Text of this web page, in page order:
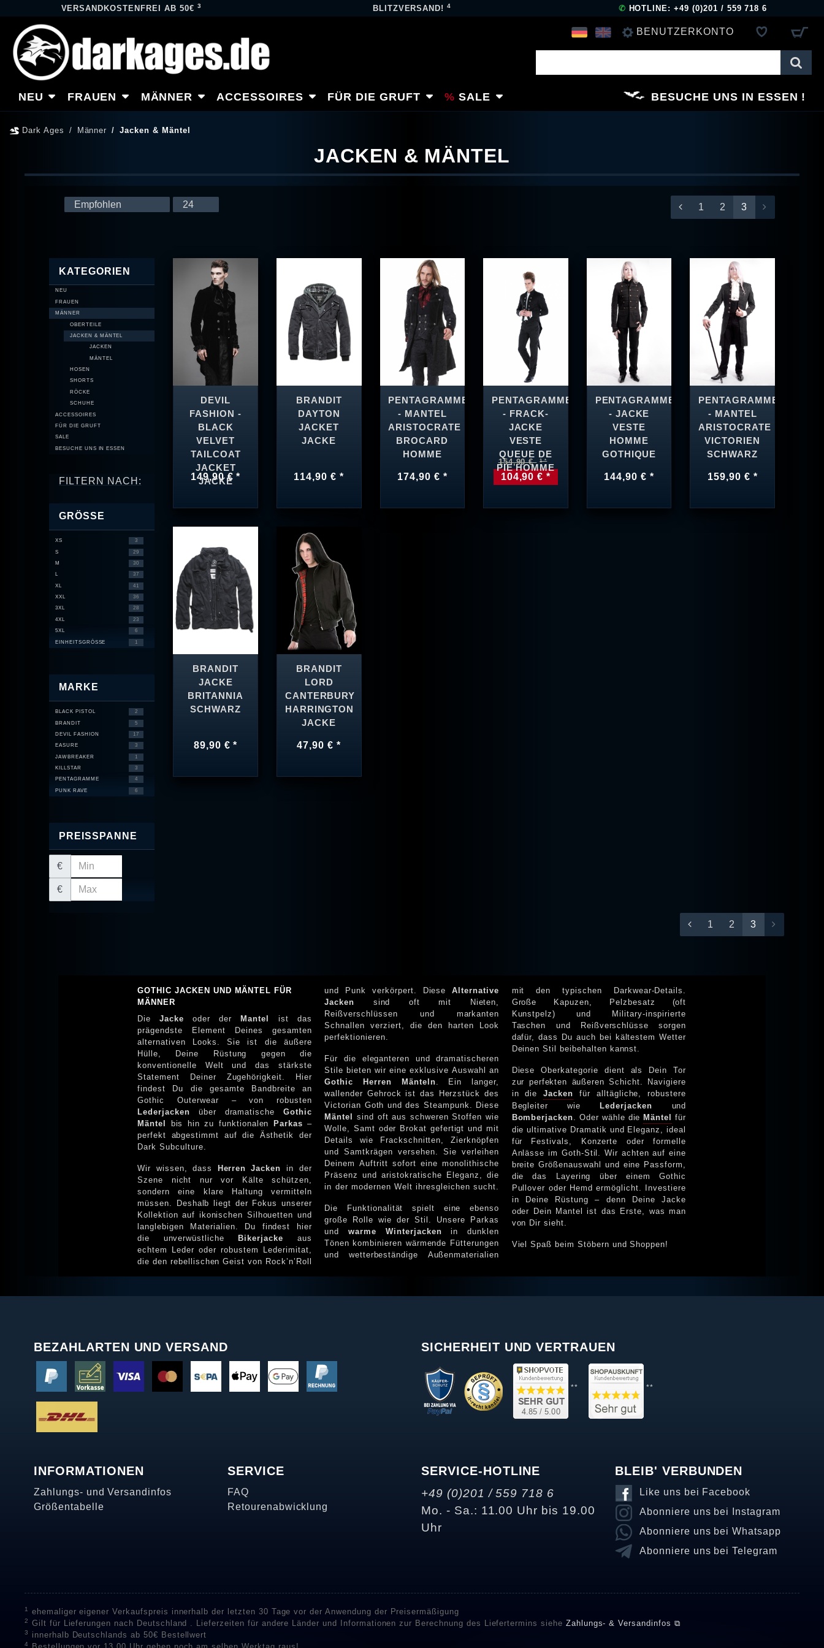
VERSANDKOSTENFREI AB 50€ 3 BLITZVERSAND!4 ✆ HOTLINE: +49 (0)201 / 559 718 6
BENUTZERKONTO
REGISTRIEREN
NEU FRAUEN MÄNNER ACCESSOIRES FÜR DIE GRUFT SALE BESUCHE UNS IN ESSEN
Dark Ages Männer Jacken & Mäntel
JACKEN & MÄNTEL
1 2 3
KATEGORIEN
NEU
FRAUEN
MÄNNER
OBERTEILE
JACKEN & MÄNTEL
JACKEN
MÄNTEL
HOSEN
SHORTS
RÖCKE
SCHUHE
ACCESSOIRES
FÜR DIE GRUFT
SALE
BESUCHE UNS IN ESSEN
FILTERN NACH:
GRÖSSE
XS 3
S 29
M 30
L 37
XL 41
XXL 36
3XL 28
4XL 23
5XL 6
EINHEITSGRÖSSE 1
MARKE
BLACK PISTOL 2
BRANDIT 5
DEVIL FASHION 17
EASURE 3
JAWBREAKER 1
KILLSTAR 3
PENTAGRAMME 4
PUNK RAVE 6
PREISSPANNE
€
€
DEVIL
FASHION -
BLACK
VELVET
TAILCOAT
JACKET
JACKE
149,90 € *
BRANDIT
DAYTON
JACKET
JACKE
114,90 € *
PENTAGRAMME
- MANTEL
ARISTOCRATE
BROCARD
HOMME
174,90 € *
PENTAGRAMME
- FRACK-
JACKE
VESTE
QUEUE DE
PIE HOMME
154,90 €
104,90 € *
PENTAGRAMME
- JACKE
VESTE
HOMME
GOTHIQUE
144,90 € *
PENTAGRAMME
- MANTEL
ARISTOCRATE
VICTORIEN
SCHWARZ
159,90 € *
BRANDIT
JACKE
BRITANNIA
SCHWARZ
89,90 € *
BRANDIT
LORD
CANTERBURY
HARRINGTON
JACKE
47,90 € *
1 2 3
GOTHIC JACKEN UND MÄNTEL FÜR
MÄNNER
DieJacke oder der Mantel
ist das
prägendste Element Deines gesamten
alternativen Looks. Sie ist die äußere
Hülle, Deine Rüstung gegen die
konventionelle Welt und das stärkste
Statement Deiner Zugehörigkeit. Hier
findest Du die gesamte Bandbreite an
Gothic Outerwear – von robusten
Lederjacken über dramatischeGothic
Mäntel
bis hin zu funktionalen Parkas –
perfekt abgestimmt auf die Ästhetik der
Dark Subculture.
Wir wissen, dass Herren Jacken in der
Szene nicht nur vor Kälte schützen,
sondern eine klare Haltung vermitteln
müssen. Deshalb liegt der Fokus unserer
Kollektion auf ikonischen Silhouetten und
langlebigen Materialien. Du findest hier
die unverwüstliche
Bikerjacke aus
echtem Leder oder robustem Lederimitat,
die den rebellischen Geist von Rock’n’Roll
und Punk verkörpert. DieseAlternative
Jacken sind oft mit Nieten,
Reißverschlüssen und markanten
Schnallen verziert, die den harten Look
perfektionieren.
Für die eleganteren und dramatischeren
Stile bieten wir eine exklusive Auswahl an
Gothic Herren Mänteln. Ein langer,
wallender Gehrock ist das Herzstück des
Victorian Goth und des Steampunk. Diese
Mäntel
sind oft aus schweren Stoffen wie
Wolle, Samt oder Brokat gefertigt und mit
Details wie Frackschnitten, Zierknöpfen
und Samtkrägen versehen. Sie verleihen
Deinem Auftritt sofort eine monolithische
Präsenz und aristokratische Eleganz, die
in der modernen Welt ihresgleichen sucht.
Die Funktionalität spielt eine ebenso
große Rolle wie der Stil. Unsere Parkas
undwarme Winterjacken in dunklen
Tönen kombinieren wärmende Fütterungen
und wetterbeständige Außenmaterialien
mit den typischen Darkwear-Details.
Große Kapuzen, Pelzbesatz (oft
Kunstpelz) und Military-inspirierte
Taschen und Reißverschlüsse sorgen
dafür, dass Du auch bei kältestem Wetter
Deinen Stil beibehalten kannst.
Diese Oberkategorie dient als Dein Tor
zur perfekten äußeren Schicht. Navigiere
in dieJacken für alltägliche, robustere
Begleiter wie
Lederjacken und
Bomberjacken. Oder wähle die Mäntel
für
die ultimative Dramatik und Eleganz, ideal
für Festivals, Konzerte oder formelle
Anlässe im Goth-Stil. Wir achten auf eine
breite Größenauswahl und eine Passform,
die das Layering über einem Gothic
Pullover oder Hemd ermöglicht. Investiere
in Deine Rüstung – denn Deine Jacke
oder Dein Mantel ist das Erste, was man
von Dir sieht.
Viel Spaß beim Stöbern und Shoppen!
BEZAHLARTEN UND VERSAND SICHERHEIT UND VERTRAUEN
** **
INFORMATIONEN
Zahlungs- und Versandinfos
Größentabelle
SERVICE
FAQ
Retourenabwicklung
SERVICE-HOTLINE
+49 (0)201 / 559 718 6
Mo. - Sa.: 11.00 Uhr bis 19.00
Uhr
BLEIB' VERBUNDEN
Like uns bei Facebook
Abonniere uns bei Instagram
Abonniere uns bei Whatsapp
Abonniere uns bei Telegram
1 ehemaliger eigener Verkaufspreis innerhalb der letzten 30 Tage vor der Anwendung der Preisermäßigung
2 Gilt für Lieferungen nach Deutschland . Lieferzeiten für andere Länder und Informationen zur Berechnung des Liefertermins siehe Zahlungs- & Versandinfos ⧉
3 innerhalb Deutschlands ab 50€ Bestellwert
4